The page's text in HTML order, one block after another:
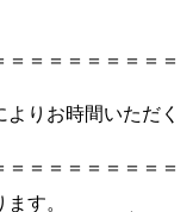
＝＝＝＝＝＝＝＝
りお時間いただく
＝＝＝＝＝＝＝＝
す。